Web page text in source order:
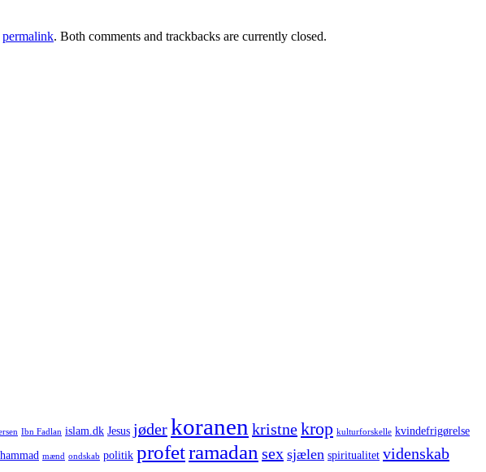
permalink. Both comments and trackbacks are currently closed.
Ibn Fadlan islam.dk Jesus jøderkoranen kristnekrop kulturforskelle kvindefrigørelse
mænd ondskab politik profetramadan sex sjælen spiritualitet videnskab